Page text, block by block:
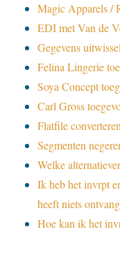
Magic Apparels /
EDI met Van de
Gegevens
Felina Lingerie
Soya Concept
Carl Gross
Flatfile
Segmenten
Welke
Ik heb het invrpt
heeft niets
Hoe kan ik het